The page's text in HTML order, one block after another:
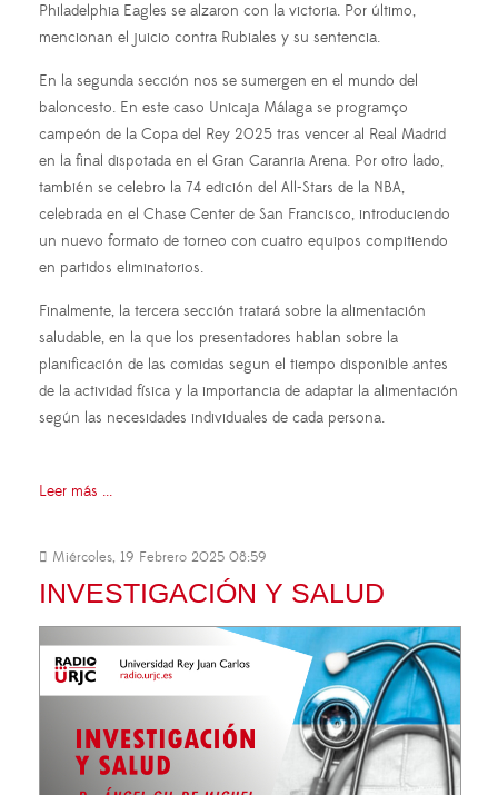
Philadelphia Eagles se alzaron con la victoria. Por último,
mencionan el juicio contra Rubiales y su sentencia.
En la segunda sección nos se sumergen en el mundo del
baloncesto. En este caso Unicaja Málaga se programço
campeón de la Copa del Rey 2025 tras vencer al Real Madrid
en la final dispotada en el Gran Caranria Arena. Por otro lado,
también se celebro la 74 edición del All-Stars de la NBA,
celebrada en el Chase Center de San Francisco, introduciendo
un nuevo formato de torneo con cuatro equipos compitiendo
en partidos eliminatorios.
Finalmente, la tercera sección tratará sobre la alimentación
saludable, en la que los presentadores hablan sobre la
planificación de las comidas segun el tiempo disponible antes
de la actividad física y la importancia de adaptar la alimentación
según las necesidades individuales de cada persona.
Leer más ...
Miércoles, 19 Febrero 2025 08:59
INVESTIGACIÓN Y SALUD